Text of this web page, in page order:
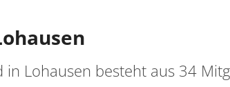
in Lohausen besteht aus 34